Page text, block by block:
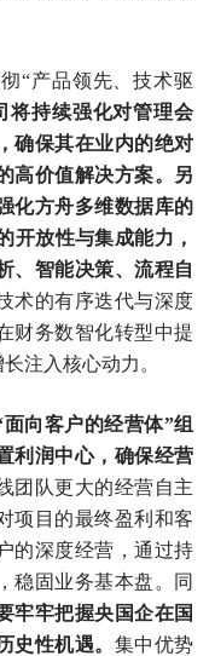
“产品领先、技术驱
将持续强化对管理会
确保其在业内的绝对
高价值解决方案。另
化方舟多维数据库的
开放性与集成能力，
、智能决策、流程自
术的有序迭代与深度
财务数智化转型中提
注入核心动力。
向客户的经营体”组
利润中心，确保经营
团队更大的经营自主
项目的最终盈利和客
的深度经营，通过持
稳固业务基本盘。同
牢牢把握央国企在国
史性机遇。 集中优势